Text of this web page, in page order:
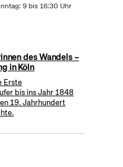
9 bis 16:30 Uhr
des Wandels –
in Köln
Erste
bis ins Jahr 1848
19. Jahrhundert